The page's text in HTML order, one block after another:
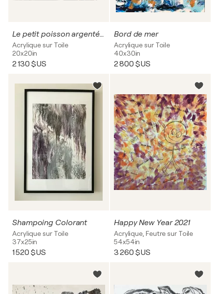
Le petit poisson argenté51
Acrylique sur Toile
20x20in
2 130 $US
Bord de mer
Acrylique sur Toile
40x30in
2 800 $US
Shampoing Colorant
Acrylique sur Toile
37x25in
1 520 $US
Happy New Year 2021
Acrylique, Feutre sur Toile
54x54in
3 260 $US